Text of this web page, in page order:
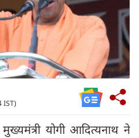
IST)
योगी आदित्यनाथ ने